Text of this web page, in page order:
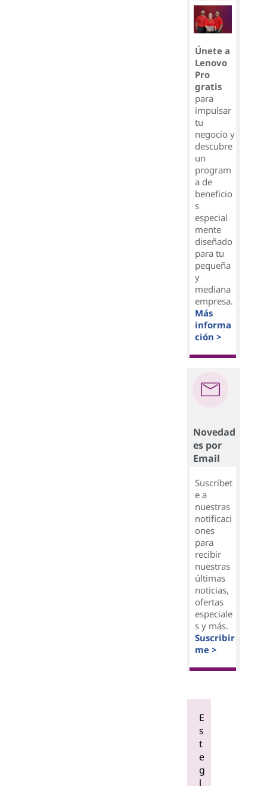
Únete a
Lenovo
Pro
gratis
para
impulsar
tu
negocio y
descubre
un
program
a de
beneficio
s
especial
mente
diseñado
para tu
pequeña
y
mediana
empresa.
Más
informa
ción >
Novedad
es por
Email
Suscríbet
e a
nuestras
notificaci
ones
para
recibir
nuestras
últimas
noticias,
ofertas
especiale
s y más.
Suscribir
me >
E
s
t
e
g
l